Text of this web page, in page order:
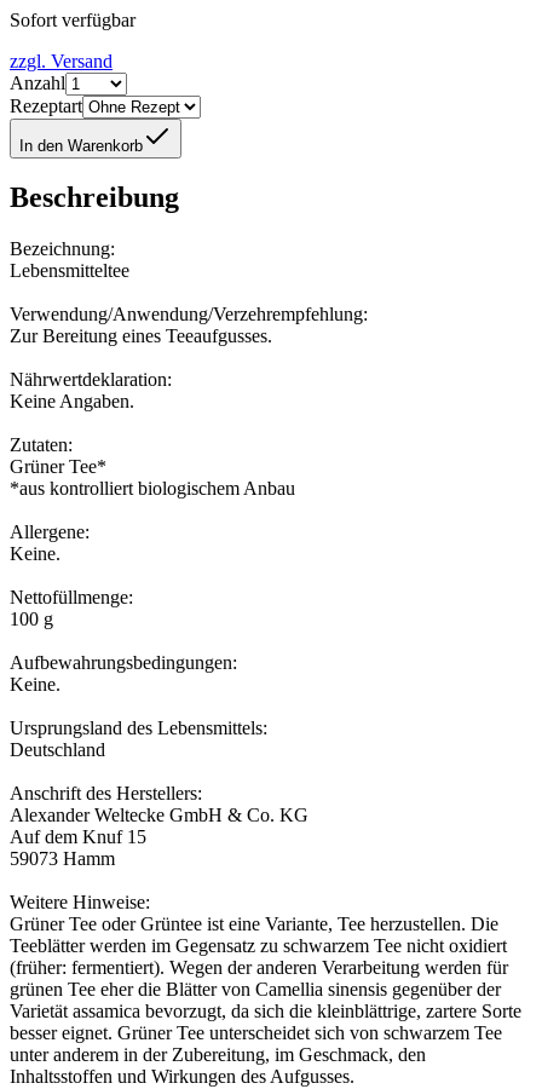
Sofort verfügbar
zzgl. Versand
Anzahl
Rezeptart
In den Warenkorb
Beschreibung
Bezeichnung:
Lebensmitteltee
Verwendung/Anwendung/Verzehrempfehlung:
Zur Bereitung eines Teeaufgusses.
Nährwertdeklaration:
Keine Angaben.
Zutaten:
Grüner Tee*
*aus kontrolliert biologischem Anbau
Allergene:
Keine.
Nettofüllmenge:
100 g
Aufbewahrungsbedingungen:
Keine.
Ursprungsland des Lebensmittels:
Deutschland
Anschrift des Herstellers:
Alexander Weltecke GmbH & Co. KG
Auf dem Knuf 15
59073 Hamm
Weitere Hinweise:
Grüner Tee oder Grüntee ist eine Variante, Tee herzustellen. Die
Teeblätter werden im Gegensatz zu schwarzem Tee nicht oxidiert
(früher: fermentiert). Wegen der anderen Verarbeitung werden für
grünen Tee eher die Blätter von Camellia sinensis gegenüber der
Varietät assamica bevorzugt, da sich die kleinblättrige, zartere Sorte
besser eignet. Grüner Tee unterscheidet sich von schwarzem Tee
unter anderem in der Zubereitung, im Geschmack, den
Inhaltsstoffen und Wirkungen des Aufgusses.